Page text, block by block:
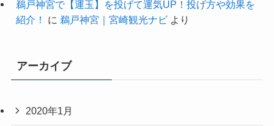
鵜戸神宮で【運玉】を投げて運気UP！投げ方や効果を
紹介！
に 鵜戸神宮｜宮崎観光ナビより
アーカイブ
2020年1月